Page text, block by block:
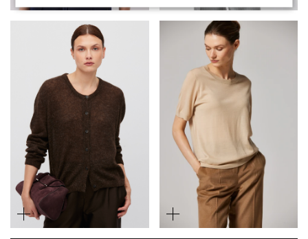
Czekoladowy kardigan z
wełną alpaki
999 zł
Beżowa bluzka z wełny
merynosowej
799 zł